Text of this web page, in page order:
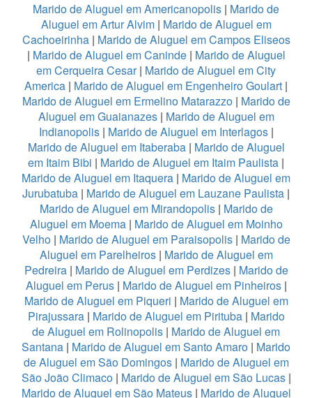
Marido de Aluguel em Americanopolis | Marido de
Aluguel em Artur Alvim | Marido de Aluguel em
Cachoeirinha| Marido de Aluguel em Campos Eliseos
| Marido de Aluguel em Caninde| Marido de Aluguel
em Cerqueira Cesar| Marido de Aluguel em City
America | Marido de Aluguel em Engenheiro Goulart |
Marido de Aluguel em Ermelino Matarazzo | Marido de
Aluguel em Guaianazes| Marido de Aluguel em
Indianopolis| Marido de Aluguel em Interlagos|
Marido de Aluguel em Itaberaba| Marido de Aluguel
em Itaim Bibi | Marido de Aluguel em Itaim Paulista |
Marido de Aluguel em Itaquera | Marido de Aluguel em
Jurubatuba | Marido de Aluguel em Lauzane Paulista |
Marido de Aluguel em Mirandopolis| Marido de
Aluguel em Moema| Marido de Aluguel em Moinho
Velho | Marido de Aluguel em Paraisopolis| Marido de
Aluguel em Parelheiros| Marido de Aluguel em
Pedreira| Marido de Aluguel em Perdizes| Marido de
Aluguel em Perus| Marido de Aluguel em Pinheiros|
Marido de Aluguel em Piqueri | Marido de Aluguel em
Pirajussara| Marido de Aluguel em Pirituba| Marido
de Aluguel em Rolinopolis | Marido de Aluguel em
Santana | Marido de Aluguel em Santo Amaro | Marido
de Aluguel em São Domingos| Marido de Aluguel em
São João Climaco| Marido de Aluguel em São Lucas|
Marido de Aluguel em São Mateus | Marido de Aluguel